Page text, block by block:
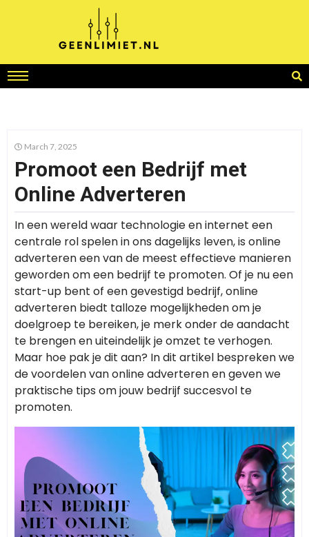
March 7, 2025
Promoot een Bedrijf met
Online Adverteren
In een wereld waar technologie en internet een
centrale rol spelen in ons dagelijks leven, is online
adverteren een van de meest effectieve manieren
geworden om een bedrijf te promoten. Of je nu een
start-up bent of een gevestigd bedrijf, online
adverteren biedt talloze mogelijkheden om je
doelgroep te bereiken, je merk onder de aandacht
te brengen en uiteindelijk je omzet te verhogen.
Maar hoe pak je dit aan? In dit artikel bespreken we
de voordelen van online adverteren en geven we
praktische tips om jouw bedrijf succesvol te
promoten.